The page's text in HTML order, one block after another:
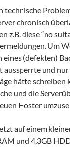
technische
chronisch
z.B. diese “no
Um
eines (defekten)
aussperrte und
hätte schreiben
und die
Hoster
auf einem
und 4,3GB